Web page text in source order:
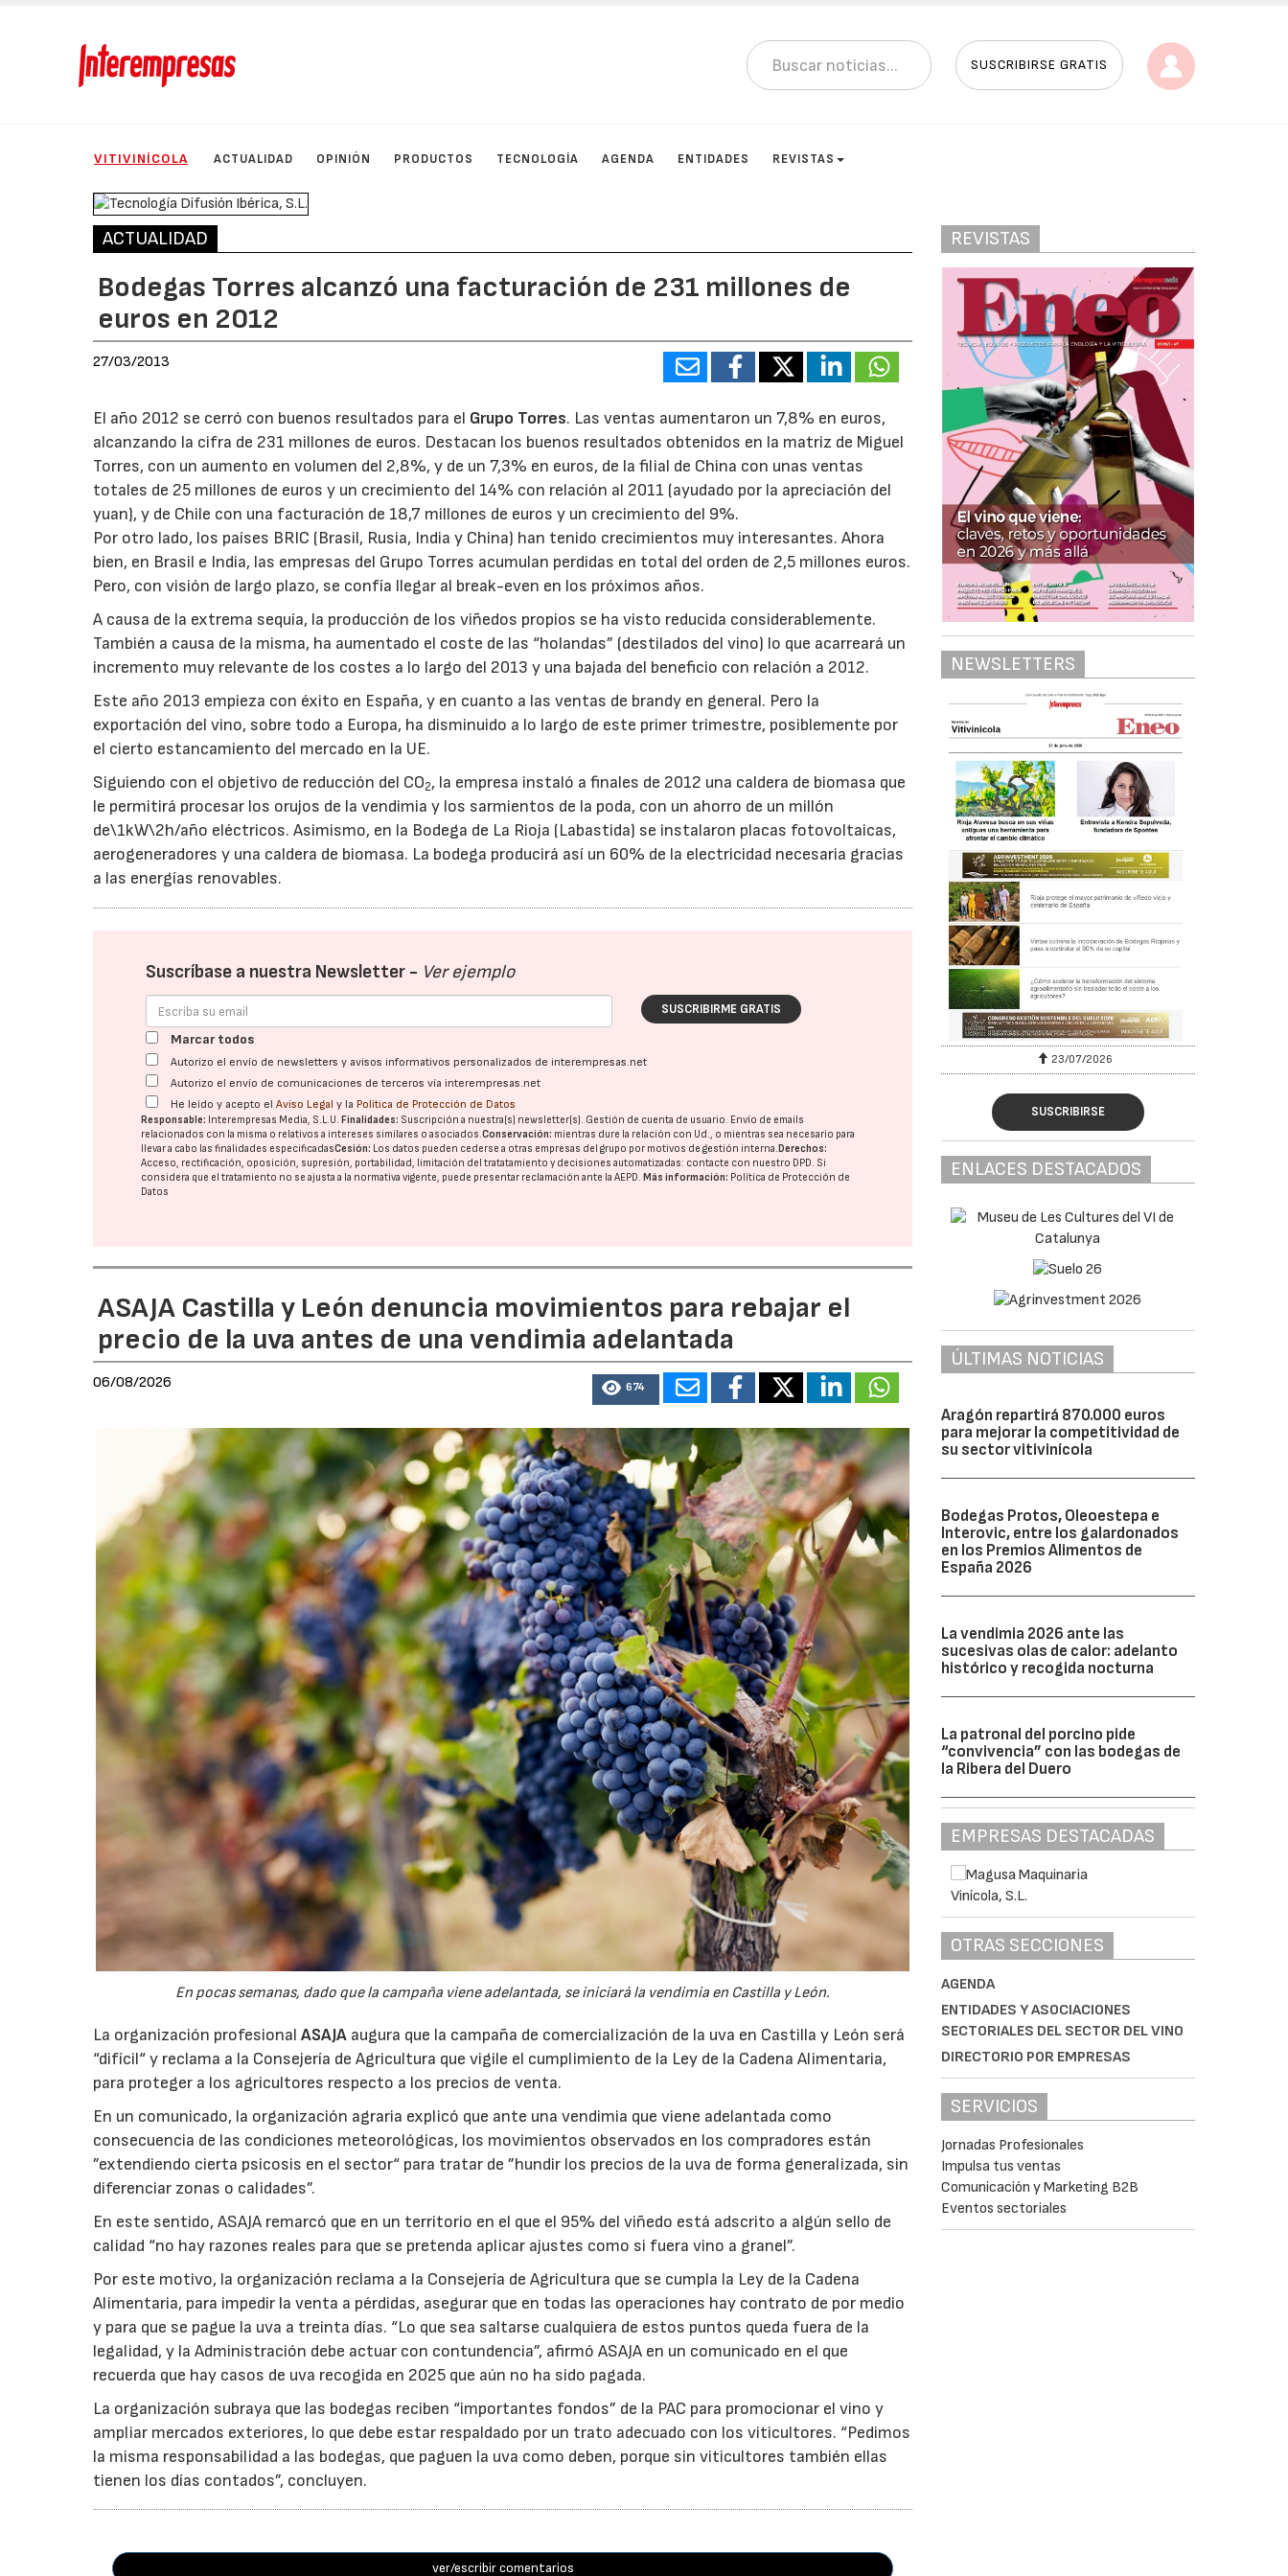
SUSCRIBIRSE GRATIS
VITIVINÍCOLA ACTUALIDAD OPINIÓN PRODUCTOS TECNOLOGÍA AGENDA ENTIDADES REVISTAS
ACTUALIDAD
Bodegas Torres alcanzó una facturación de 231 millones de
euros en 2012
27/03/2013
El año 2012 se cerró con buenos resultados para el Grupo Torres. Las ventas aumentaron un 7,8% en euros,
alcanzando la cifra de 231 millones de euros. Destacan los buenos resultados obtenidos en la matriz de Miguel
Torres, con un aumento en volumen del 2,8%, y de un 7,3% en euros, de la filial de China con unas ventas
totales de 25 millones de euros y un crecimiento del 14% con relación al 2011 (ayudado por la apreciación del
yuan), y de Chile con una facturación de 18,7 millones de euros y un crecimiento del 9%.
Por otro lado, los países BRIC (Brasil, Rusia, India y China) han tenido crecimientos muy interesantes. Ahora
bien, en Brasil e India, las empresas del Grupo Torres acumulan perdidas en total del orden de 2,5 millones euros.
Pero, con visión de largo plazo, se confía llegar al break-even en los próximos años.
A causa de la extrema sequía, la producción de los viñedos propios se ha visto reducida considerablemente.
También a causa de la misma, ha aumentado el coste de las “holandas” (destilados del vino) lo que acarreará un
incremento muy relevante de los costes a lo largo del 2013 y una bajada del beneficio con relación a 2012.
Este año 2013 empieza con éxito en España, y en cuanto a las ventas de brandy en general. Pero la
exportación del vino, sobre todo a Europa, ha disminuido a lo largo de este primer trimestre, posiblemente por
el cierto estancamiento del mercado en la UE.
Siguiendo con el objetivo de reducción del CO2, la empresa instaló a finales de 2012 una caldera de biomasa que
le permitirá procesar los orujos de la vendimia y los sarmientos de la poda, con un ahorro de un millón
de\1kW\2h/año eléctricos. Asimismo, en la Bodega de La Rioja (Labastida) se instalaron placas fotovoltaicas,
aerogeneradores y una caldera de biomasa. La bodega producirá así un 60% de la electricidad necesaria gracias
a las energías renovables.
Suscríbase a nuestra Newsletter - Ver ejemplo
SUSCRIBIRME GRATIS
Marcar todos
Autorizo el envío de newsletters y avisos informativos personalizados de interempresas.net
Autorizo el envío de comunicaciones de terceros vía interempresas.net
He leído y acepto elAviso Legal y la Política de Protección de Datos
Responsable: Interempresas Media, S.L.U. Finalidades: Suscripción a nuestra(s) newsletter(s). Gestión de cuenta de usuario. Envío de emails
relacionados con la misma o relativos a intereses similares o asociados.Conservación: mientras dure la relación con Ud., o mientras sea necesario para
llevar a cabo las finalidades especificadasCesión: Los datos pueden cederse a otras empresas del grupo por motivos de gestión interna. Derechos:
Acceso, rectificación, oposición, supresión, portabilidad, limitación del tratatamiento y decisiones automatizadas: contacte con nuestro DPD. Si
considera que el tratamiento no se ajusta a la normativa vigente, puede presentar reclamación ante laAEPD. Más información: Política de Protección de
Datos
ASAJA Castilla y León denuncia movimientos para rebajar el
precio de la uva antes de una vendimia adelantada
06/08/2026 674
En pocas semanas, dado que la campaña viene adelantada, se iniciará la vendimia en Castilla y León.
La organización profesionalASAJA augura que la campaña de comercialización de la uva en Castilla y León será
“difícil“ y reclama a la Consejería de Agricultura que vigile el cumplimiento de la Ley de la Cadena Alimentaria,
para proteger a los agricultores respecto a los precios de venta.
En un comunicado, la organización agraria explicó que ante una vendimia que viene adelantada como
consecuencia de las condiciones meteorológicas, los movimientos observados en los compradores están
”extendiendo cierta psicosis en el sector“ para tratar de ”hundir los precios de la uva de forma generalizada, sin
diferenciar zonas o calidades”.
En este sentido, ASAJA remarcó que en un territorio en el que el 95% del viñedo está adscrito a algún sello de
calidad “no hay razones reales para que se pretenda aplicar ajustes como si fuera vino a granel”.
Por este motivo, la organización reclama a la Consejería de Agricultura que se cumpla la Ley de la Cadena
Alimentaria, para impedir la venta a pérdidas, asegurar que en todas las operaciones hay contrato de por medio
y para que se pague la uva a treinta días. “Lo que sea saltarse cualquiera de estos puntos queda fuera de la
legalidad, y la Administración debe actuar con contundencia”, afirmó ASAJA en un comunicado en el que
recuerda que hay casos de uva recogida en 2025 que aún no ha sido pagada.
La organización subraya que las bodegas reciben “importantes fondos” de la PAC para promocionar el vino y
ampliar mercados exteriores, lo que debe estar respaldado por un trato adecuado con los viticultores. “Pedimos
la misma responsabilidad a las bodegas, que paguen la uva como deben, porque sin viticultores también ellas
tienen los días contados”, concluyen.
ver/escribir comentarios
REVISTAS
NEWSLETTERS
23/07/2026 23/07/2026
SUSCRIBIRSE
ENLACES DESTACADOS
ÚLTIMAS NOTICIAS
Aragón repartirá 870.000 euros
para mejorar la competitividad de
su sector vitivinícola
Bodegas Protos, Oleoestepa e
Interovic, entre los galardonados
en los Premios Alimentos de
España 2026
La vendimia 2026 ante las
sucesivas olas de calor: adelanto
histórico y recogida nocturna
La patronal del porcino pide
“convivencia” con las bodegas de
la Ribera del Duero
EMPRESAS DESTACADAS
OTRAS SECCIONES
AGENDA
ENTIDADES Y ASOCIACIONES
SECTORIALES DEL SECTOR DEL VINO
DIRECTORIO POR EMPRESAS
SERVICIOS
Jornadas Profesionales
Impulsa tus ventas
Comunicación y Marketing B2B
Eventos sectoriales